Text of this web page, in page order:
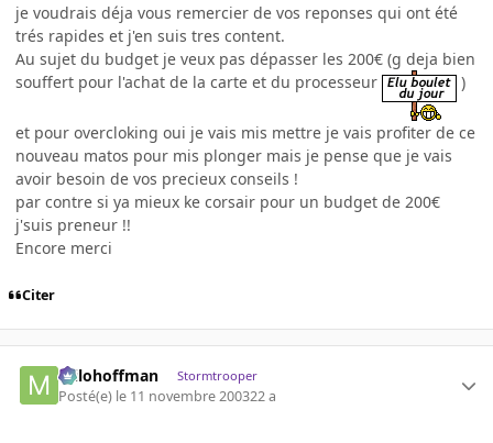
je voudrais déja vous remercier de vos reponses qui ont été
trés rapides et j'en suis tres content.
Au sujet du budget je veux pas dépasser les 200€ (g deja bien
souffert pour l'achat de la carte et du processeur
)
et pour overcloking oui je vais mis mettre je vais profiter de ce
nouveau matos pour mis plonger mais je pense que je vais
avoir besoin de vos precieux conseils !
par contre si ya mieux ke corsair pour un budget de 200€
j'suis preneur !!
Encore merci
Citer
milohoffman Stormtrooper
Posté(e) le 11 novembre 200322 a